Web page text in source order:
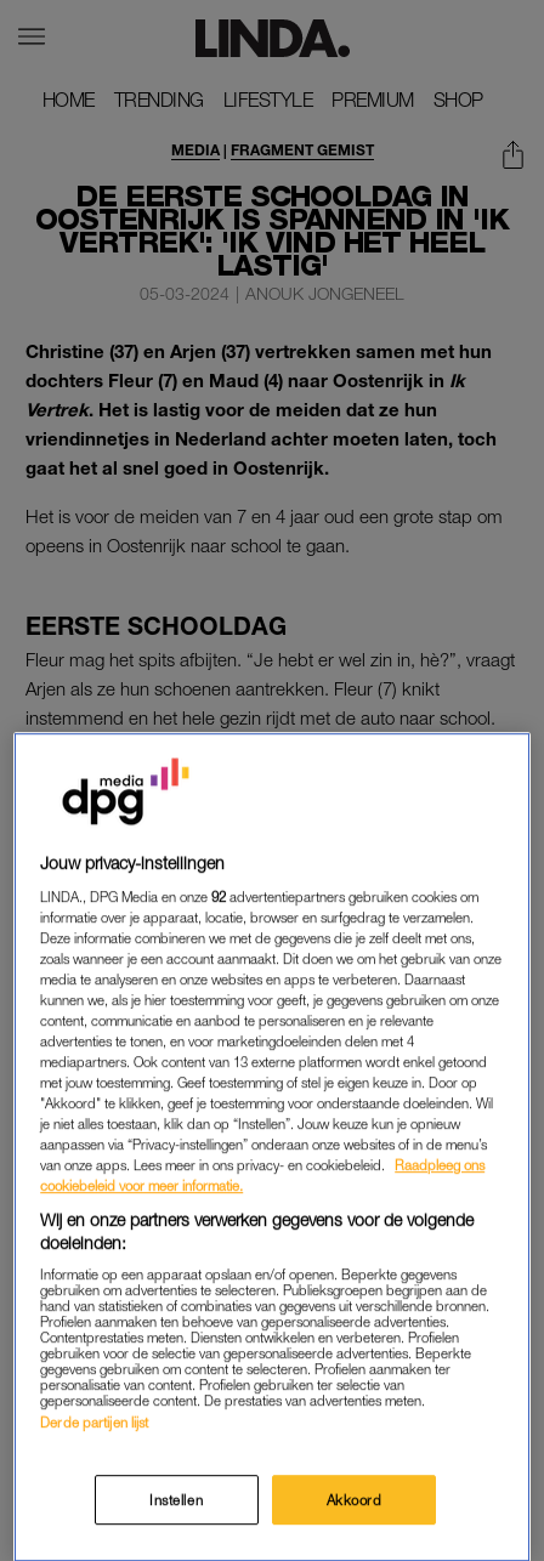
HOME
HOME TRENDING
TRENDING LIFESTYLE
LIFESTYLE PREMIUM
PREMIUM SHOP
SHOP
DE EERSTE SCHOOLDAG IN
OOSTENRIJK IS SPANNEND IN 'IK
VERTREK': 'IK VIND HET HEEL
LASTIG'
MEDIA| FRAGMENT GEMIST
05-03-2024 | ANOUK JONGENEEL
Christine (37) en Arjen (37) vertrekken samen met hun
dochters Fleur (7) en Maud (4) naar Oostenrijk in Ik
Vertrek. Het is lastig voor de meiden dat ze hun
vriendinnetjes in Nederland achter moeten laten, toch
gaat het al snel goed in Oostenrijk.
Het is voor de meiden van 7 en 4 jaar oud een grote stap om
opeens in Oostenrijk naar school te gaan.
EERSTE SCHOOLDAG
Fleur mag het spits afbijten. “Je hebt er wel zin in, hè?”, vraagt
Arjen als ze hun schoenen aantrekken. Fleur (7) knikt
instemmend en het hele gezin rijdt met de auto naar school.
“Darf ich naar das toilettee?”, vraagt Fleur. “Ja, zoiets”,
antwoordt moeder Christine.
Binnen blijkt Fleur het toch wel een beetje spannend te vinden.
“Nou, het ging niet zo makkelijk”, vertelt Christine als ze weer
buiten zijn. “Maar ze zit. Het gaat wel, maar ze vond het echt
superspannend.” De dag ervoor wilde Fleur nog heel graag.
“Ik vind het superstoer. Ze is niet gaan huilen, ze zit gewoon.”
Christine krijgt tranen in haar ogen. “Ik vind het heel lastig.” Ze
krijgt een knuffel van Arjen. “Dat zijn de moeilijke dingen van
het vertrekken.”
OOSTENRIJKSE SCHOOL
Na een paar maanden hebben Fleur en Maud hun draai op de
verschil uit tussen school in Nederland en in Oostenrijk. “In
Nederland begin je wel later en hier begin je vroeger. Hier ben
je dan weer eerder uit, om 12.00 uur ofzo, en daar ben je pas
14.30 uur uit. Hier in Oostenrijk krijgen de kinderen wel altijd
huiswerk”, klinkt het.
morgana'
LEES OOK
Jouw privacy-instellingen
LINDA., DPG Media en onze92 advertentiepartners gebruiken cookies om
informatie over je apparaat, locatie, browser en surfgedrag te verzamelen.
Deze informatie combineren we met de gegevens die je zelf deelt met ons,
zoals wanneer je een account aanmaakt. Dit doen we om het gebruik van onze
media te analyseren en onze websites en apps te verbeteren. Daarnaast
kunnen we, als je hier toestemming voor geeft, je gegevens gebruiken om onze
content, communicatie en aanbod te personaliseren en je relevante
advertenties te tonen, en voor marketingdoeleinden delen met 4
mediapartners. Ook content van 13 externe platformen wordt enkel getoond
met jouw toestemming. Geef toestemming of stel je eigen keuze in. Door op
"Akkoord" te klikken, geef je toestemming voor onderstaande doeleinden. Wil
je niet alles toestaan, klik dan op “Instellen”. Jouw keuze kun je opnieuw
aanpassen via “Privacy-instellingen” onderaan onze websites of in de menu’s
van onze apps. Lees meer in ons privacy- en cookiebeleid.
Raadpleeg ons
cookiebeleid voor meer informatie.
Wij en onze partners verwerken gegevens voor de volgende
doeleinden:
Informatie op een apparaat opslaan en/of openen. Beperkte gegevens
gebruiken om advertenties te selecteren. Publieksgroepen begrijpen aan de
hand van statistieken of combinaties van gegevens uit verschillende bronnen.
Profielen aanmaken ten behoeve van gepersonaliseerde advertenties.
Contentprestaties meten. Diensten ontwikkelen en verbeteren. Profielen
gebruiken voor de selectie van gepersonaliseerde advertenties. Beperkte
gegevens gebruiken om content te selecteren. Profielen aanmaken ter
personalisatie van content. Profielen gebruiken ter selectie van
gepersonaliseerde content. De prestaties van advertenties meten.
Derde partijen lijst
Instellen Akkoord